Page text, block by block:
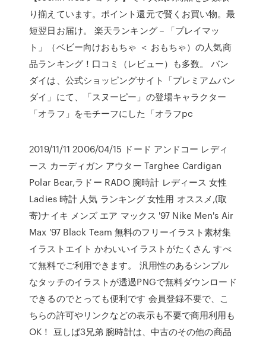
り揃えています。ポイント還元で賢くお買い物。最
短翌日お届け。 楽天ランキング－「プレイマッ
ト」（ベビー向けおもちゃ ＜ おもちゃ）の人気商
品ランキング！口コミ（レビュー）も多数。 バン
ダイは、公式ショッピングサイト「プレミアムバン
ダイ」にて、「スヌーピー」の登場キャラクター
「オラフ」をモチーフにした「オラフpc
2019/11/11 2006/04/15 ドード アンドコー レディ
ース カーディガン アウター Targhee Cardigan
Polar Bear,ラドー RADO 腕時計 レディース 女性
Ladies 時計 人気 ランキング 女性用 オススメ,(取
寄)ナイキ メンズ エア マックス '97 Nike Men's Air
Max '97 Black Team 無料のフリーイラスト素材集
イラストエイト かわいいイラストがたくさん すべ
て無料でご利用できます。 汎用性のあるシンプル
なタッチのイラストが透過PNGで無料ダウンロード
できるのでとっても便利です 会員登録不要で、こ
ちらの許可やリンクなどの表示も不要で商用利用も
OK！ 豆しば3兄弟 腕時計は、中古のその他の商品